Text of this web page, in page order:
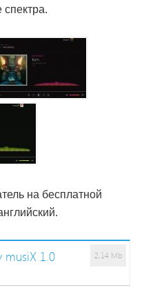
на бесплатной
musiX 1.0 2,14 Mb